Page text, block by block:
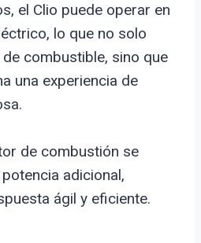
el Clio puede operar en
lo que no solo
combustible, sino que
una experiencia de
de combustión se
adicional,
ágil y eficiente.